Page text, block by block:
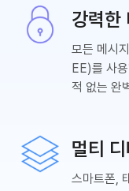
강력한
모든 메시
EE)를 사
적 없는 완
멀티
스마트폰,